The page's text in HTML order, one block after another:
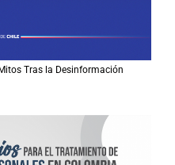
Tras la Desinformación